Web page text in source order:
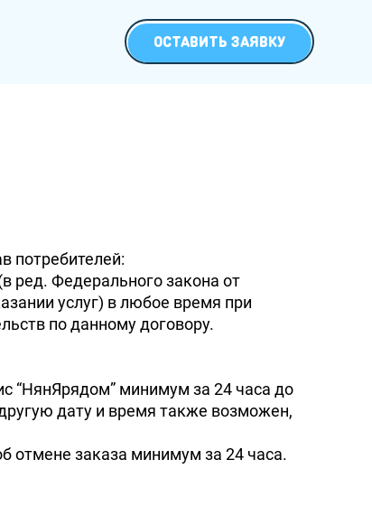
ОСТАВИТЬ ЗАЯВКУ
потребителей:
ред. Федерального закона от
услуг) в любое время при
по данному договору.
НянЯрядом минимум за 24 часа до
дату и время также возможен,
отмене заказа минимум за 24 часа.